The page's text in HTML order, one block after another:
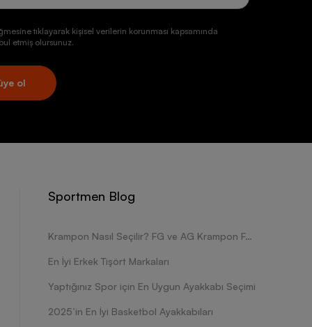
tıklayarak kişisel verilerin korunması kapsamında
etmiş olursunuz.
ol
Sportmen Blog
Krampon Nasıl Seçilir? FG ve AG Krampon Farkları Nelerdir?
En İyi Erkek Tişört Markaları
Yaptığınız Spor için En Uygun Ayakkabı Seçimi
2025’in En İyi Basketbol Ayakkabıları